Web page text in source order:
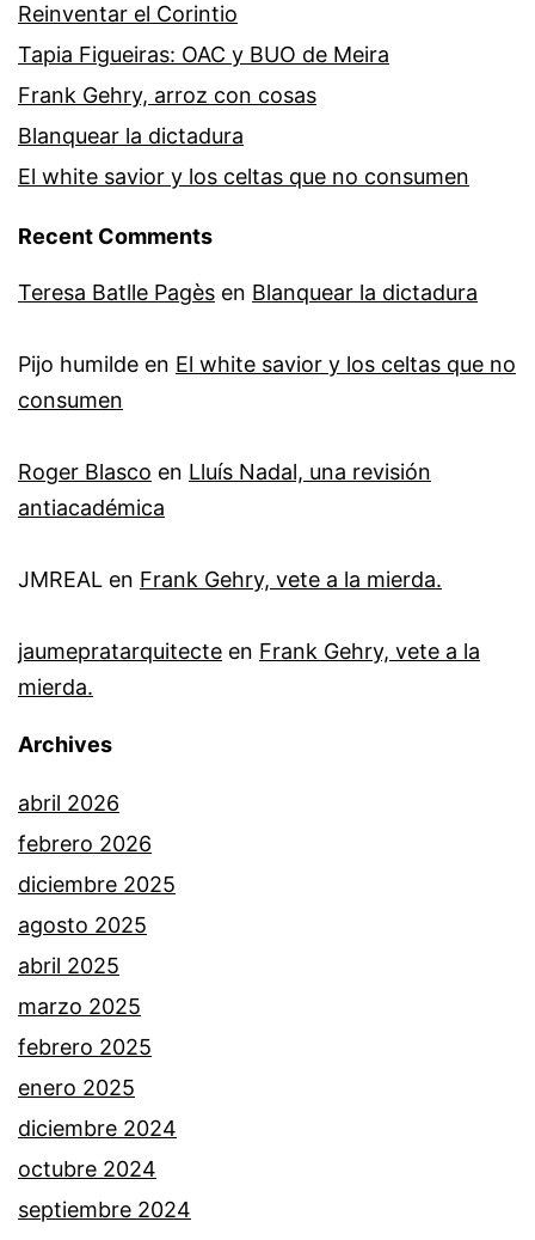
­­Reinventar el Corintio
Tapia Figueiras: OAC y BUO de Meira
Frank Gehry, arroz con cosas
Blanquear la dictadura
El white savior y los celtas que no consumen
Recent Comments
Teresa Batlle Pagès en Blanquear la dictadura
Pijo humilde en El white savior y los celtas que no
consumen
Roger Blasco en Lluís Nadal, una revisión
antiacadémica
JMREAL en Frank Gehry, vete a la mierda.
jaumepratarquitecte en Frank Gehry, vete a la
mierda.
Archives
abril 2026
febrero 2026
diciembre 2025
agosto 2025
abril 2025
marzo 2025
febrero 2025
enero 2025
diciembre 2024
octubre 2024
septiembre 2024